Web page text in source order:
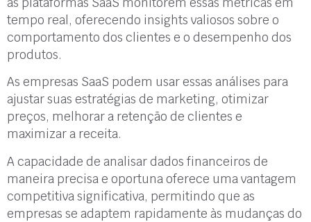
tempo real, oferecendo insights valiosos sobre o
comportamento dos clientes e o desempenho dos
produtos.
As empresas SaaS podem usar essas análises para
ajustar suas estratégias de marketing, otimizar
preços, melhorar a retenção de clientes e
maximizar a receita.
A capacidade de analisar dados financeiros de
maneira precisa e oportuna oferece uma vantagem
competitiva significativa, permitindo que as
empresas se adaptem rapidamente às mudanças do